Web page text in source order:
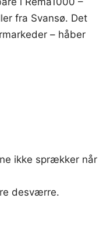
fra Svansø. Det
– håber
ikke sprækker når
desværre.